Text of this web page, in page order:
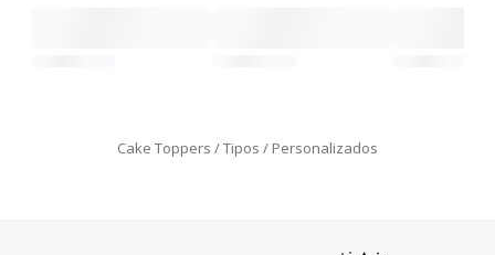
Cake Toppers Tipos Personalizados